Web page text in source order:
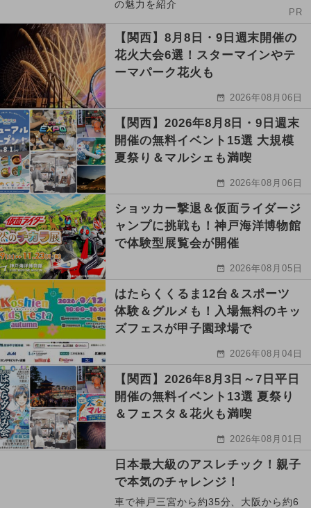
の魅力を紹介
PR
【関西】8月8日・9日週末開催の
花火大会6選！スターマインやテ
ーマパーク花火も
2026年08月06日
【関西】2026年8月8日・9日週末
開催の無料イベント15選 大規模
夏祭り＆マルシェも満喫
2026年08月06日
ショッカー撃退＆仮面ライダージ
ャンプに挑戦も！神戸海洋博物館
で体験型展覧会が開催
2026年08月05日
はたらくくるま12台＆スポーツ
体験＆グルメも！入場無料のキッ
ズフェスが甲子園球場で
2026年08月04日
【関西】2026年8月3日～7日平日
開催の無料イベント13選 夏祭り
＆フェスタ＆花火も満喫
2026年08月01日
日本最大級のアスレチック！親子
で本気のチャレンジ！
車で神戸三宮から約35分、大阪から約6